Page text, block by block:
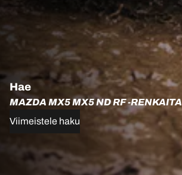
Hae
MAZDA MX5 MX5 ND RF -RENKAITA
Viimeistele haku